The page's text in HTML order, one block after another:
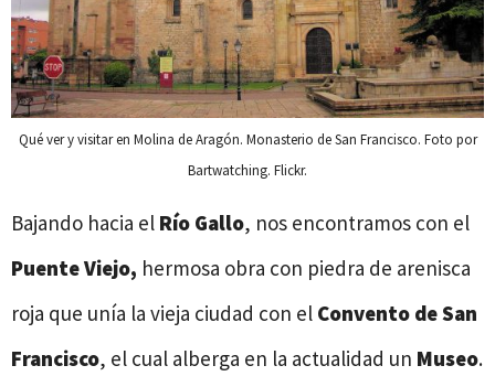
Qué ver y visitar en Molina de Aragón. Monasterio de San Francisco. Foto por
Bartwatching. Flickr.
Bajando hacia el Río Gallo, nos encontramos con el
Puente Viejo, hermosa obra con piedra de arenisca
roja que unía la vieja ciudad con el Convento de San
Francisco, el cual alberga en la actualidad un Museo.